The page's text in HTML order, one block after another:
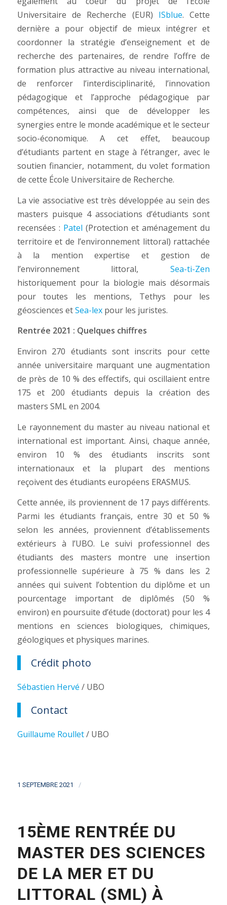
Universitaire de Recherche (EUR) ISblue. Cette
dernière a pour objectif de mieux intégrer et
coordonner la stratégie d’enseignement et de
recherche des partenaires, de rendre l’offre de
formation plus attractive au niveau international,
de renforcer l’interdisciplinarité, l’innovation
pédagogique et l’approche pédagogique par
compétences, ainsi que de développer les
synergies entre le monde académique et le secteur
socio-économique. A cet effet, beaucoup
d’étudiants partent en stage à l’étranger, avec le
soutien financier, notamment, du volet formation
de cette École Universitaire de Recherche.
La vie associative est très développée au sein des
masters puisque 4 associations d’étudiants sont
recensées : Patel(Protection et aménagement du
territoire et de l’environnement littoral) rattachée
à la mention expertise et gestion de
l’environnement littoral,Sea-ti-Zen
historiquement pour la biologie mais désormais
pour toutes les mentions, Tethys pour les
géosciences etSea-lexpour les juristes.
Rentrée 2021 : Quelques chiffres
Environ 270 étudiants sont inscrits pour cette
année universitaire marquant une augmentation
de près de 10 % des effectifs, qui oscillaient entre
175 et 200 étudiants depuis la création des
masters SML en 2004.
Le rayonnement du master au niveau national et
international est important. Ainsi, chaque année,
environ 10 % des étudiants inscrits sont
internationaux et la plupart des mentions
reçoivent des étudiants européens ERASMUS.
Cette année, ils proviennent de 17 pays différents.
Parmi les étudiants français, entre 30 et 50 %
selon les années, proviennent d’établissements
extérieurs à l’UBO. Le suivi professionnel des
étudiants des masters montre une insertion
professionnelle supérieure à 75 % dans les 2
années qui suivent l’obtention du diplôme et un
pourcentage important de diplômés (50 %
environ) en poursuite d’étude (doctorat) pour les 4
mentions en sciences biologiques, chimiques,
géologiques et physiques marines.
Crédit photo
Sébastien Hervé / UBO
Contact
Guillaume Roullet/ UBO
1 SEPTEMBRE 2021 /
15ÈME RENTRÉE DU
MASTER DES SCIENCES
DE LA MER ET DU
LITTORAL (SML) À